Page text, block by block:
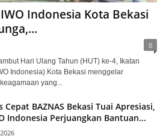
Indonesia Kota Bekasi
0
Hari Ulang Tahun (HUT) ke-4, Ikatan
Indonesia) Kota Bekasi menggelar
yang...
Cepat BAZNAS Bekasi Tuai Apresiasi,
Indonesia Perjuangkan Bantuan...